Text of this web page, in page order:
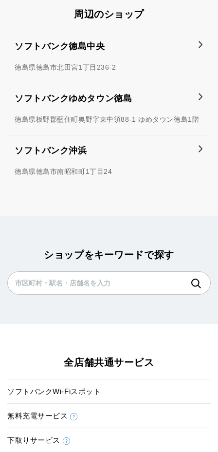
周辺のショップ
ソフトバンク徳島中央
徳島県徳島市北田宮1丁目236-2
ソフトバンクゆめタウン徳島
徳島県板野郡藍住町奥野字東中須88-1 ゆめタウン徳島1階
ソフトバンク沖浜
徳島県徳島市南昭和町1丁目24
ショップをキーワードで探す
全店舗共通サービス
ソフトバンクWi-Fiスポット
無料充電サービス
下取りサービス